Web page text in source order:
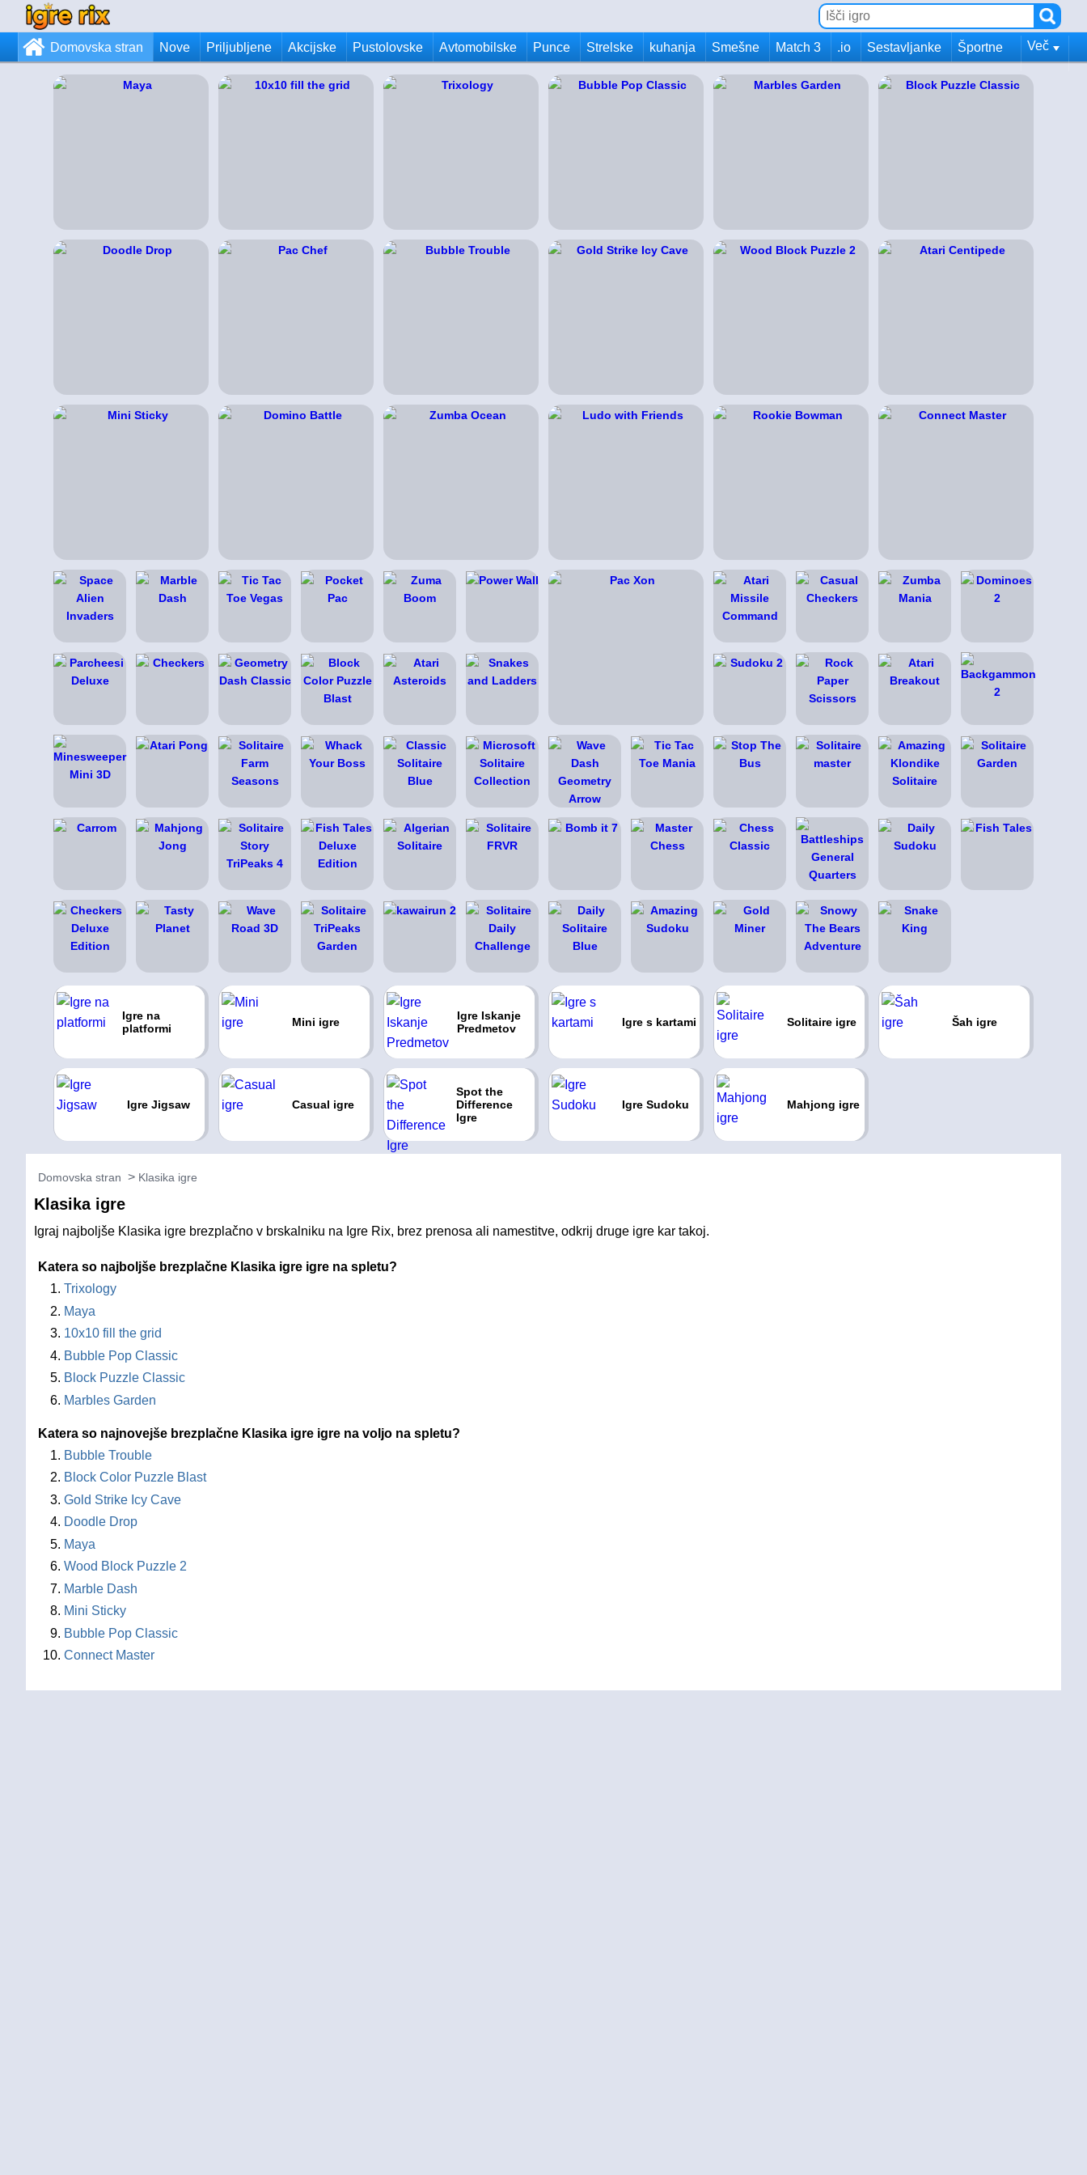
Domovska stran Nove Priljubljene Akcijske Pustolovske Avtomobilske Punce Strelske kuhanja Smešne Match 3 .io Sestavljanke Športne Več
Igre na
platformi
Mini igre
Igre Iskanje
Predmetov
Igre s kartami Solitaire igre Šah igre
Igre Jigsaw Casual igre
Spot the
Difference
Igre
Igre Sudoku Mahjong igre
Domovska stran Klasika igre
Klasika igre
Igraj najboljše Klasika igre brezplačno v brskalniku na Igre Rix, brez prenosa ali namestitve, odkrij druge igre kar takoj.
Katera so najboljše brezplačne Klasika igre igre na spletu?
Trixology
Maya
10x10 fill the grid
Bubble Pop Classic
Block Puzzle Classic
Marbles Garden
Katera so najnovejše brezplačne Klasika igre igre na voljo na spletu?
Bubble Trouble
Block Color Puzzle Blast
Gold Strike Icy Cave
Doodle Drop
Maya
Wood Block Puzzle 2
Marble Dash
Mini Sticky
Bubble Pop Classic
Connect Master